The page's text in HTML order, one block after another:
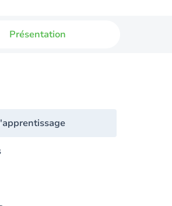
Présentation